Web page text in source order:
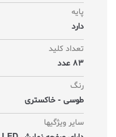
پایه
دارد
تعداد کلید
83 عدد
رنگ
طوسی - خاکستری
سایر ویژگیها